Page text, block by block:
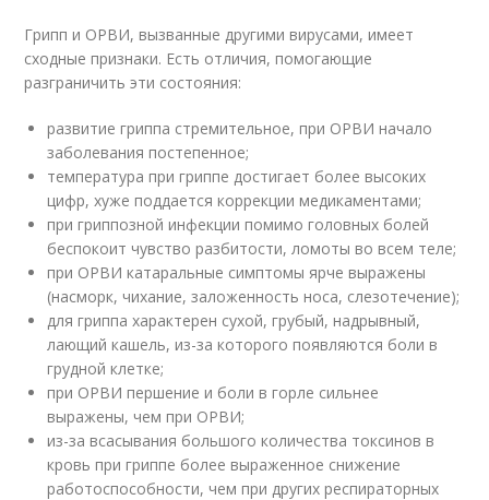
Грипп и ОРВИ, вызванные другими вирусами, имеет
сходные признаки. Есть отличия, помогающие
разграничить эти состояния:
развитие гриппа стремительное, при ОРВИ начало
заболевания постепенное;
температура при гриппе достигает более высоких
цифр, хуже поддается коррекции медикаментами;
при гриппозной инфекции помимо головных болей
беспокоит чувство разбитости, ломоты во всем теле;
при ОРВИ катаральные симптомы ярче выражены
(насморк, чихание, заложенность носа, слезотечение);
для гриппа характерен сухой, грубый, надрывный,
лающий кашель, из-за которого появляются боли в
грудной клетке;
при ОРВИ першение и боли в горле сильнее
выражены, чем при ОРВИ;
из-за всасывания большого количества токсинов в
кровь при гриппе более выраженное снижение
работоспособности, чем при других респираторных